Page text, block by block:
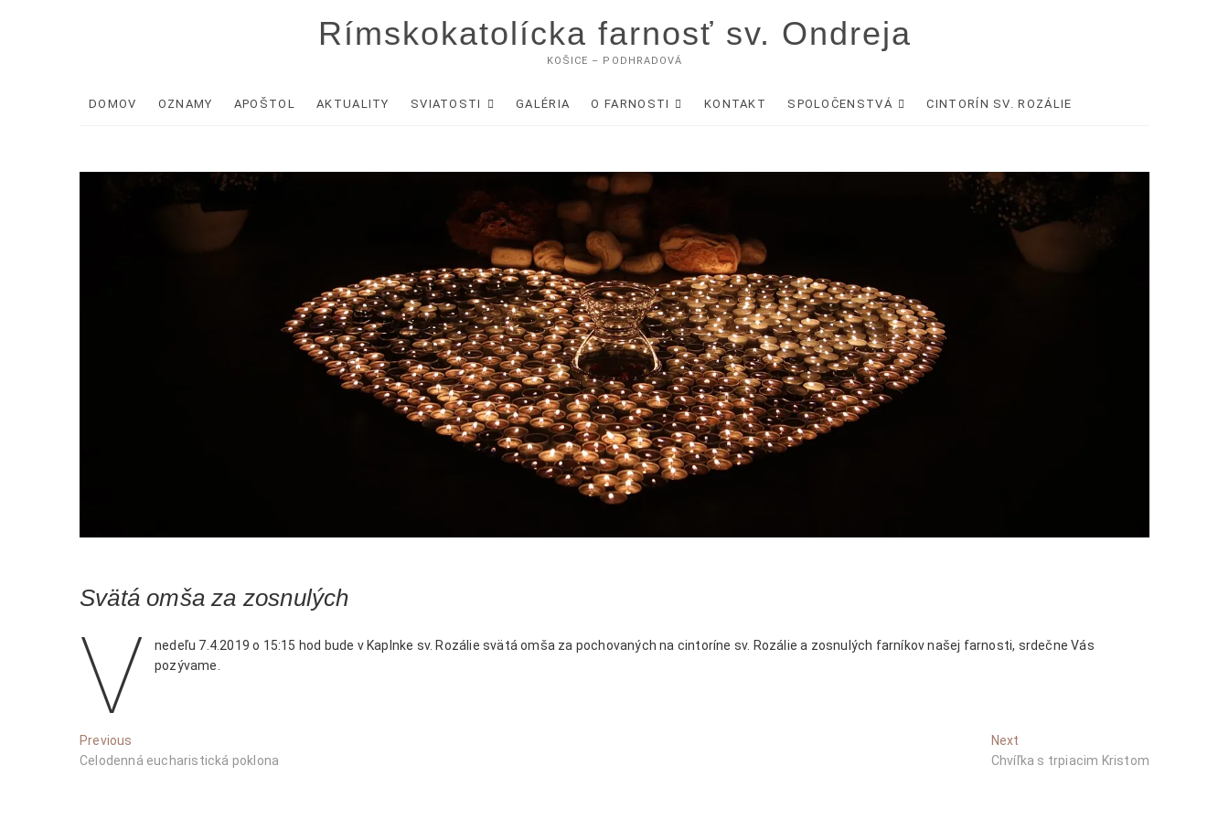
Rímskokatolícka farnosť sv. Ondreja
KOŠICE – PODHRADOVÁ
DOMOV OZNAMY APOŠTOL AKTUALITY SVIATOSTI GALÉRIA O FARNOSTI KONTAKT SPOLOČENSTVÁ CINTORÍN SV. ROZÁLIE
Svätá omša za zosnulých
V
nedeľu 7.4.2019 o 15:15 hod bude v Kaplnke sv. Rozálie svätá omša za pochovaných na cintoríne sv. Rozálie a zosnulých farníkov našej farnosti, srdečne Vás
pozývame.
Navigácia
v
Previous
post:
Celodenná eucharistická poklona
Next
post:
Chvíľka s trpiacim Kristom